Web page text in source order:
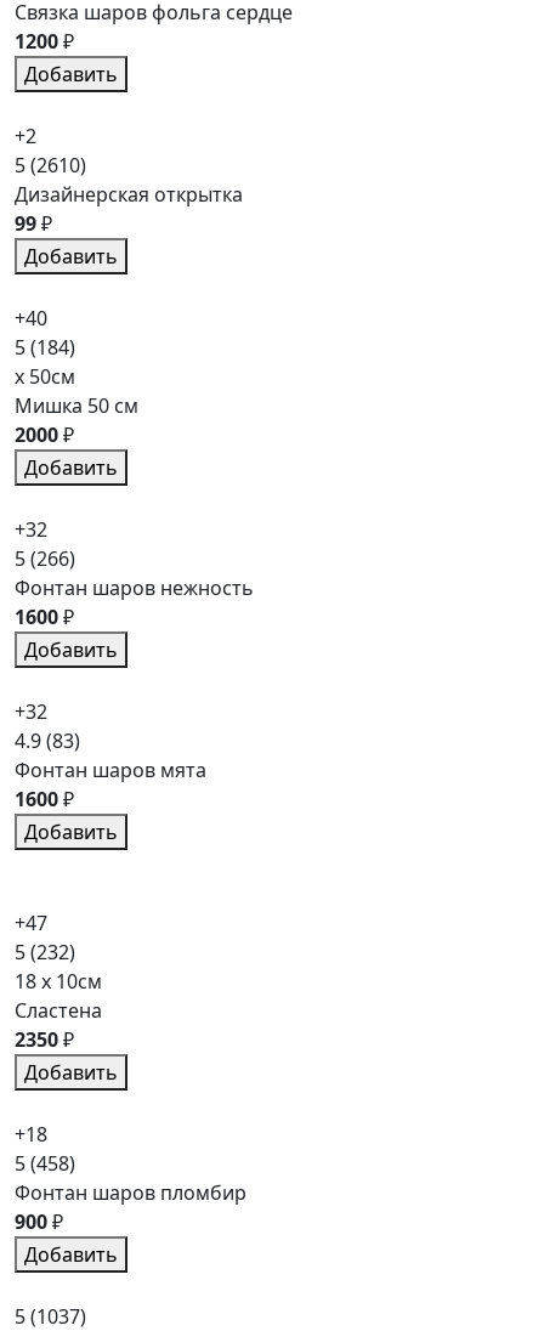
Связка шаров фольга сердце
1200₽
Добавить
+2
5(2610)
Дизайнерская открытка
99₽
Добавить
+40
5(184)
x 50см
Мишка 50 см
2000₽
Добавить
+32
5(266)
Фонтан шаров нежность
1600₽
Добавить
+32
4.9(83)
Фонтан шаров мята
1600₽
Добавить
+47
5(232)
18 x 10см
Сластена
2350₽
Добавить
+18
5(458)
Фонтан шаров пломбир
900₽
Добавить
5(1037)